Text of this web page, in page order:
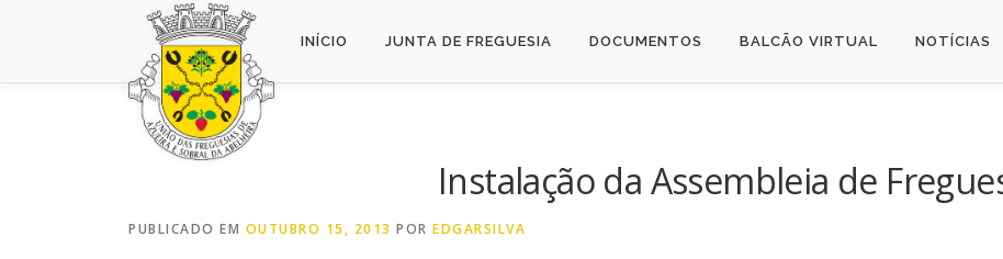
INÍCIO JUNTA DE FREGUESIA DOCUMENTOS BALCÃO VIRTUAL NOTÍCIAS
Instalação da Assembleia de
PUBLICADO EM OUTUBRO 15, 2013 POR EDGARSILVA